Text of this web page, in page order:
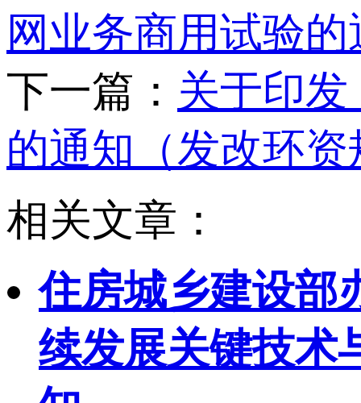
网业务商用试验
下一篇： 关于印
的通知（发改环资
相关文章：
住房城乡建设部
续发展关键技术